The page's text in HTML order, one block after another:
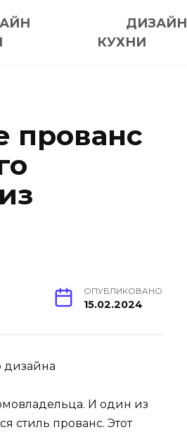
ДИЗАЙН
КУХНИ
прованс
ОПУБЛИКОВАНО
15.02.2024
И один из
стиль прованс. Этот